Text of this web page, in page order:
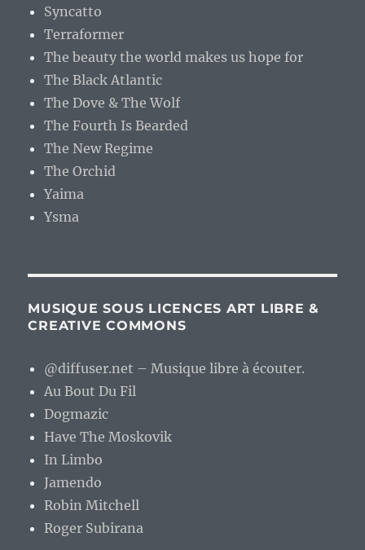
Syncatto
Terraformer
The beauty the world makes us hope for
The Black Atlantic
The Dove & The Wolf
The Fourth Is Bearded
The New Regime
The Orchid
Yaima
Ysma
MUSIQUE SOUS LICENCES ART LIBRE &
CREATIVE COMMONS
@diffuser.net – Musique libre à écouter.
Au Bout Du Fil
Dogmazic
Have The Moskovik
In Limbo
Jamendo
Robin Mitchell
Roger Subirana